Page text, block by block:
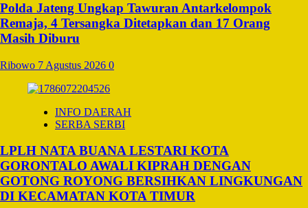
Polda Jateng Ungkap Tawuran Antarkelompok
Remaja, 4 Tersangka Ditetapkan dan 17 Orang
Masih Diburu
Ribowo 7 Agustus 2026 0
INFO DAERAH
SERBA SERBI
LPLH NATA BUANA LESTARI KOTA
GORONTALO AWALI KIPRAH DENGAN
GOTONG ROYONG BERSIHKAN LINGKUNGAN
DI KECAMATAN KOTA TIMUR